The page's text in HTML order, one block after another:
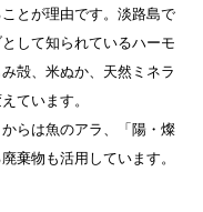
とが理由です。淡路島で
して知られているハーモ
殻、米ぬか、天然ミネラ
ています。
らは魚のアラ、「陽・燦
棄物も活用しています。